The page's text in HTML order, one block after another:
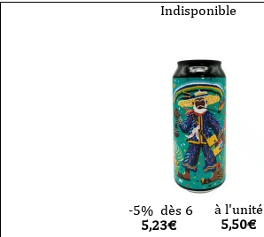
Indisponible
-5% dès 6
5,23€
à l'unité
5,50€